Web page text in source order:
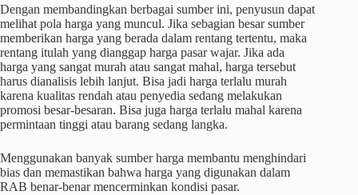
Dengan membandingkan berbagai sumber ini, penyusun dapat
melihat pola harga yang muncul. Jika sebagian besar sumber
memberikan harga yang berada dalam rentang tertentu, maka
rentang itulah yang dianggap harga pasar wajar. Jika ada
harga yang sangat murah atau sangat mahal, harga tersebut
harus dianalisis lebih lanjut. Bisa jadi harga terlalu murah
karena kualitas rendah atau penyedia sedang melakukan
promosi besar-besaran. Bisa juga harga terlalu mahal karena
permintaan tinggi atau barang sedang langka.
Menggunakan banyak sumber harga membantu menghindari
bias dan memastikan bahwa harga yang digunakan dalam
RAB benar-benar mencerminkan kondisi pasar.